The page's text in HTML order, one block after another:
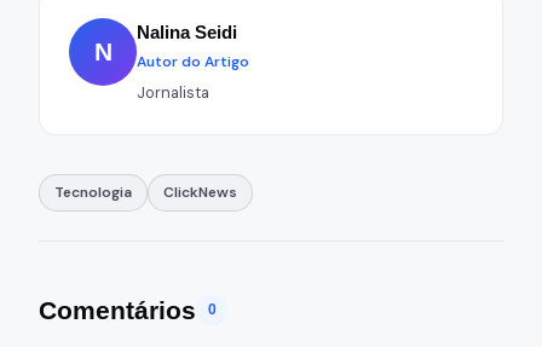
N
Nalina Seidi
Autor do Artigo
Jornalista
Tecnologia ClickNews
Comentários 0